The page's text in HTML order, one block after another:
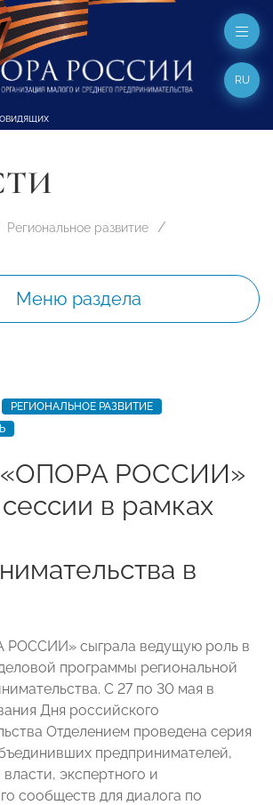
RU
Региональное развитие
Меню раздела
РЕГИОНАЛЬНОЕ РАЗВИТИЕ
«ОПОРА РОССИИ»
в рамках
в
РОССИИ» сыграла ведущую роль в
программы региональной
С 27 по 30 мая в
Дня российского
Отделением проведена серия
предпринимателей,
экспертного и
сообществ для диалога по